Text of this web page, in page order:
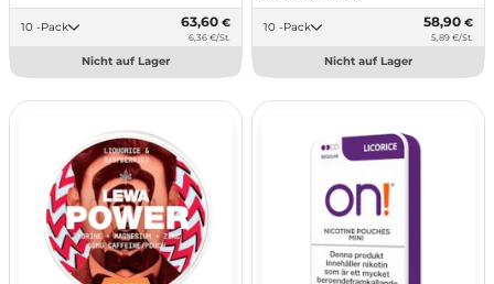
10 -Pack 63,60 €
6,36 €/St.
Nicht auf Lager
10 -Pack 58,90 €
5,89 €/St.
Nicht auf Lager